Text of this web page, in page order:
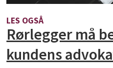
LES OGSÅ
Rørlegger må
kundens